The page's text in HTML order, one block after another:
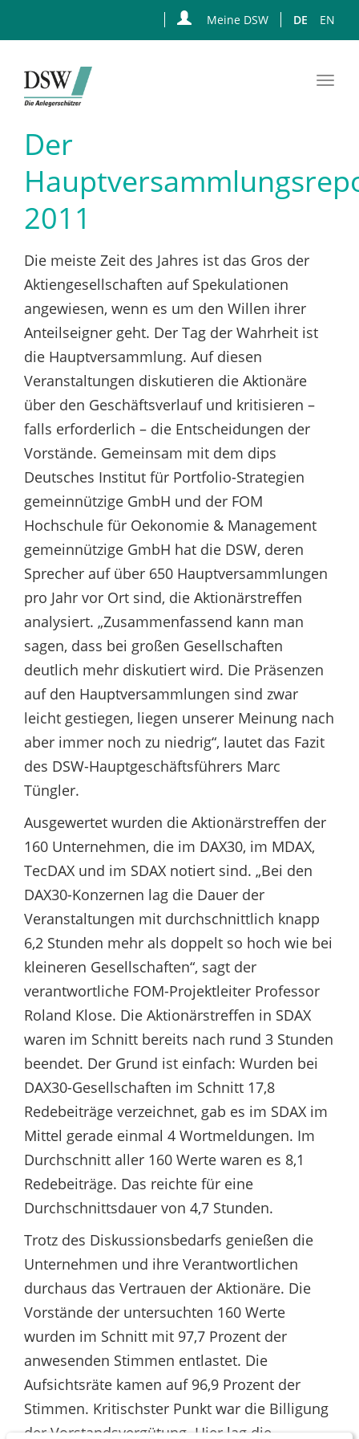
Hauptinhalt
springen
Meine DSW DE EN
Der
2011
Die meiste Zeit des Jahres ist das Gros der
Aktiengesellschaften auf Spekulationen
angewiesen, wenn es um den Willen ihrer
Anteilseigner geht. Der Tag der Wahrheit ist
die Hauptversammlung. Auf diesen
Veranstaltungen diskutieren die Aktionäre
über den Geschäftsverlauf und kritisieren –
falls erforderlich – die Entscheidungen der
Vorstände. Gemeinsam mit dem dips
Deutsches Institut für Portfolio-Strategien
gemeinnützige GmbH und der FOM
Hochschule für Oekonomie & Management
gemeinnützige GmbH hat die DSW, deren
Sprecher auf über 650 Hauptversammlungen
pro Jahr vor Ort sind, die Aktionärstreffen
analysiert. „Zusammenfassend kann man
sagen, dass bei großen Gesellschaften
deutlich mehr diskutiert wird. Die Präsenzen
auf den Hauptversammlungen sind zwar
leicht gestiegen, liegen unserer Meinung nach
aber immer noch zu niedrig“, lautet das Fazit
des DSW-Hauptgeschäftsführers Marc
Tüngler.
Ausgewertet wurden die Aktionärstreffen der
160 Unternehmen, die im DAX30, im MDAX,
TecDAX und im SDAX notiert sind. „Bei den
DAX30-Konzernen lag die Dauer der
Veranstaltungen mit durchschnittlich knapp
6,2 Stunden mehr als doppelt so hoch wie bei
kleineren Gesellschaften“, sagt der
verantwortliche FOM-Projektleiter Professor
Roland Klose. Die Aktionärstreffen in SDAX
waren im Schnitt bereits nach rund 3 Stunden
beendet. Der Grund ist einfach: Wurden bei
DAX30-Gesellschaften im Schnitt 17,8
Redebeiträge verzeichnet, gab es im SDAX im
Mittel gerade einmal 4 Wortmeldungen. Im
Durchschnitt aller 160 Werte waren es 8,1
Redebeiträge. Das reichte für eine
Durchschnittsdauer von 4,7 Stunden.
Trotz des Diskussionsbedarfs genießen die
Unternehmen und ihre Verantwortlichen
durchaus das Vertrauen der Aktionäre. Die
Vorstände der untersuchten 160 Werte
wurden im Schnitt mit 97,7 Prozent der
anwesenden Stimmen entlastet. Die
Aufsichtsräte kamen auf 96,9 Prozent der
Stimmen. Kritischster Punkt war die Billigung
der Vorstandsvergütung. Hier lag die